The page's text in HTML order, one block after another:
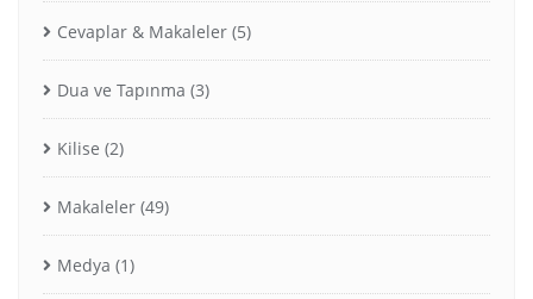
Cevaplar & Makaleler (5)
Dua ve Tapınma (3)
Kilise (2)
Makaleler (49)
Medya (1)